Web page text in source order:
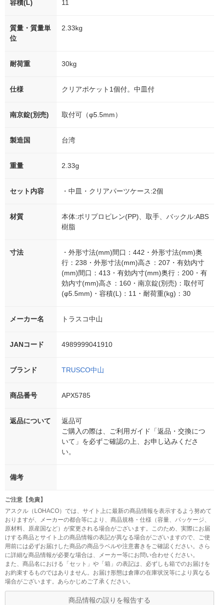
容積(L) 11
質量・質量単
位
2.33kg
耐荷重 30kg
仕様 クリアポケット1個付。中皿付
南京錠(別売) 取付可（φ5.5mm）
製造国 台湾
重量 2.33g
セット内容 ・中皿・クリアパーツケース:2個
材質
本体:ポリプロピレン(PP)、取手、バックル:ABS
樹脂
寸法
・外形寸法(mm)間口：442・外形寸法(mm)奥
行：238・外形寸法(mm)高さ：207・有効内寸
(mm)間口：413・有効内寸(mm)奥行：200・有
効内寸(mm)高さ：160・南京錠(別売)：取付可
(φ5.5mm)・容積(L)：11・耐荷重(kg)：30
メーカー名 トラスコ中山
JANコード 4989999041910
ブランド TRUSCO中山
商品番号 APX5785
返品について
返品可
ご購入の際は、ご利用ガイド「返品・交換につ
いて」を必ずご確認の上、お申し込みくださ
い。
備考
ご注意【免責】
アスクル（LOHACO）では、サイト上に最新の商品情報を表示するよう努めて
おりますが、メーカーの都合等により、商品規格・仕様（容量、パッケージ、
原材料、原産国など）が変更される場合がございます。このため、実際にお届
けする商品とサイト上の商品情報の表記が異なる場合がございますので、ご使
用前には必ずお届けした商品の商品ラベルや注意書きをご確認ください。さら
に詳細な商品情報が必要な場合は、メーカー等にお問い合わせください。
また、商品名における「セット」や「箱」の表記は、必ずしも箱でのお届けを
お約束するものではありません。お届け形態は倉庫の在庫状況等により異なる
場合がございます。あらかじめご了承ください。
商品情報の誤りを報告する